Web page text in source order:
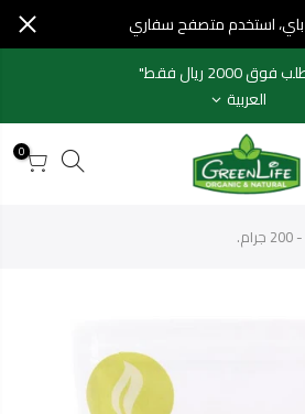
باي، استخدم متصفح سفاري
2000 ريال فقط"
العربية
0